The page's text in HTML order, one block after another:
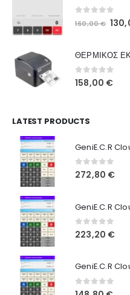
out of 5
160,00€
0out of 5
158,00 €
LATEST PRODUCTS
GeniE.C.R
0out of 5
272,80 €
GeniE.C.R
0out of 5
223,20 €
GeniE.C.R
0out of 5
Πληροφορίες
Ποιοι Είμαστε
Γιατί Εμάς
Blog
Όροι Χρήσης
Τρόποι Αγοράς
Τρόποι Πληρωμής
Τρόποι Αποστολής
Ασφάλεια Πληρωμών